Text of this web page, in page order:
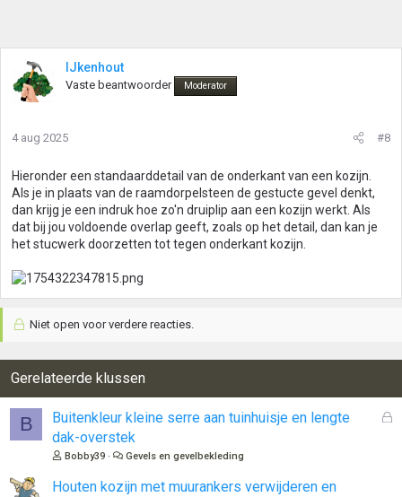
IJkenhout
Vaste beantwoorder Moderator
4 aug 2025 #8
Hieronder een standaarddetail van de onderkant van een kozijn.
Als je in plaats van de raamdorpelsteen de gestucte gevel denkt,
dan krijg je een indruk hoe zo'n druiplip aan een kozijn werkt. Als
dat bij jou voldoende overlap geeft, zoals op het detail, dan kan je
het stucwerk doorzetten tot tegen onderkant kozijn.
Niet open voor verdere reacties.
Gerelateerde klussen
B
G
Buitenkleur kleine serre aan tuinhuisje en lengte
dak-overstek
Bobby39 Gevels en gevelbekleding
Houten kozijn met muurankers verwijderen en